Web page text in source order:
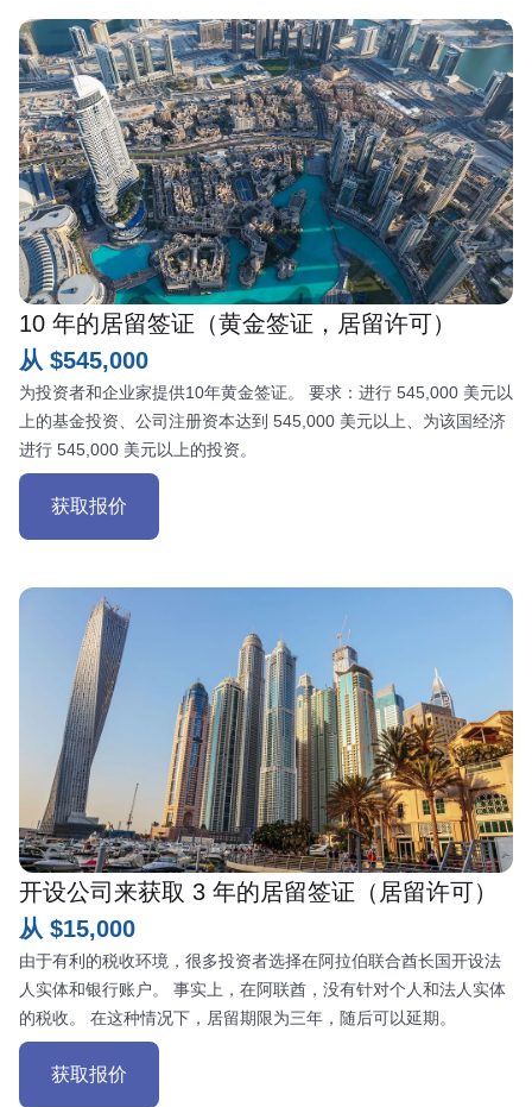
10 年的居留签证（黄金签证，居留许可）
从 $545,000
为投资者和企业家提供10年黄金签证。 要求：进行 545,000 美元以
上的基金投资、公司注册资本达到 545,000 美元以上、为该国经济
进行 545,000 美元以上的投资。
获取报价
开设公司来获取 3 年的居留签证（居留许可）
从 $15,000
由于有利的税收环境，很多投资者选择在阿拉伯联合酋长国开设法
人实体和银行账户。 事实上，在阿联酋，没有针对个人和法人实体
的税收。 在这种情况下，居留期限为三年，随后可以延期。
获取报价